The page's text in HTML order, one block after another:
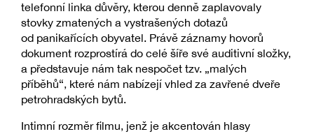
telefonní linka důvěry, kterou denně zaplavovaly
stovky zmatených a vystrašených dotazů
od panikařících obyvatel. Právě záznamy hovorů
dokument rozprostírá do celé šíře své auditivní složky,
a představuje nám tak nespočet tzv. „malých
příběhů“, které nám nabízejí vhled za zavřené dveře
petrohradských bytů.
Intimní rozměr filmu, jenž je akcentován hlasy